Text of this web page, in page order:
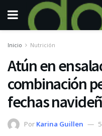
Inicio Nutrición
Atún en
combinación
fechas
Por Karina Guillen